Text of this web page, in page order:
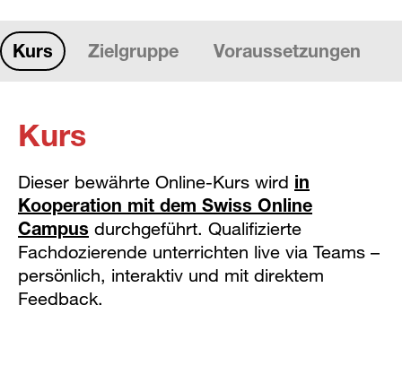
Kurs Zielgruppe Voraussetzungen
Kurs
Dieser bewährte Online-Kurs wird in
Kooperation mit dem Swiss Online
Campus durchgeführt. Qualifizierte
Fachdozierende unterrichten live via Teams –
persönlich, interaktiv und mit direktem
Feedback.